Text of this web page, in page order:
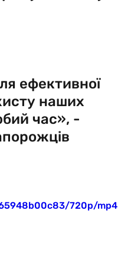
ефективної
наших
час», -
720p/mp4